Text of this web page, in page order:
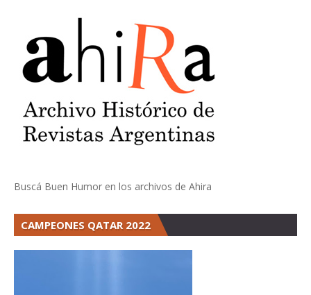
Buscá Buen Humor en los archivos de Ahira
CAMPEONES QATAR 2022